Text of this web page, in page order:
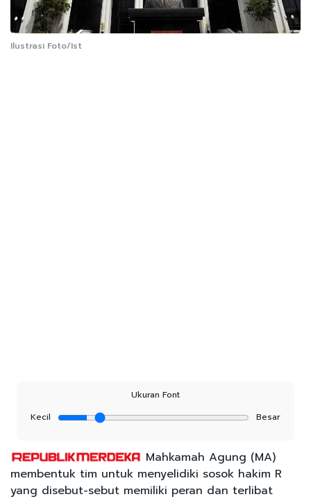
Ilustrasi Foto/Ist
Ukuran Font
Kecil
Besar
Mahkamah Agung (MA)
membentuk tim untuk menyelidiki sosok hakim R
yang disebut-sebut memiliki peran dan terlibat